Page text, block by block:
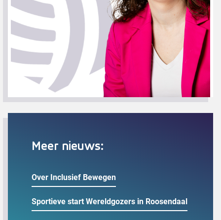
Meer nieuws:
Over Inclusief Bewegen
Sportieve start Wereldgozers in Roosendaal